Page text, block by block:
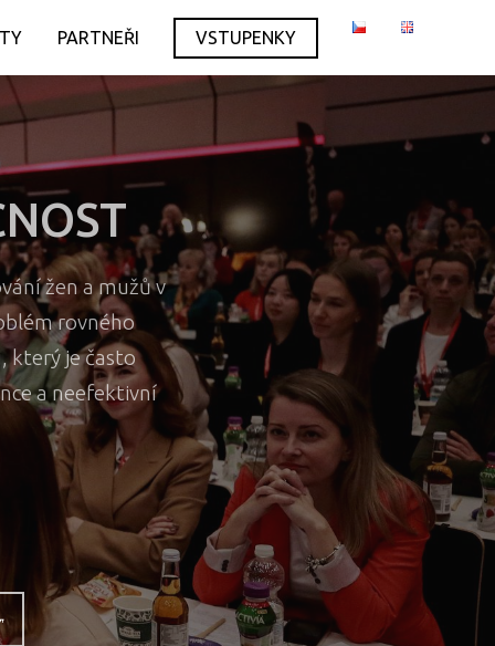
PARTNEŘI VSTUPENKY
žen a mužů v
rovného
který je často
a neefektivní